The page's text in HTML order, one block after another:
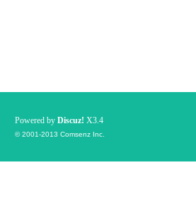
Powered by Discuz! X3.4
© 2001-2013 Comsenz Inc.